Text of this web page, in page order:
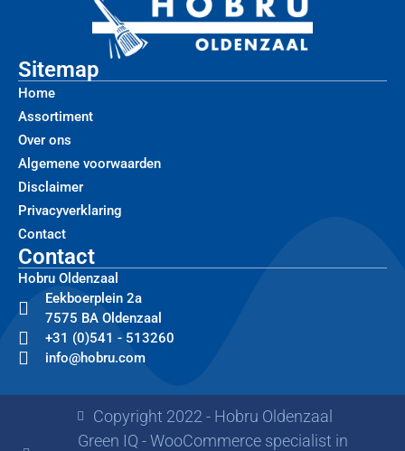
Sitemap
Home
Assortiment
Over ons
Algemene voorwaarden
Disclaimer
Privacyverklaring
Contact
Contact
Hobru Oldenzaal
Eekboerplein 2a
7575 BA Oldenzaal
+31 (0)541 - 513260
info@hobru.com
Copyright 2022 - Hobru Oldenzaal
Green IQ - WooCommerce specialist in